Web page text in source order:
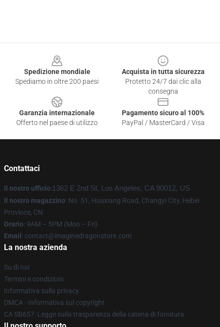
Spedizione mondiale
Spediamo in oltre 200 paesi
Acquista in tutta sicurezza
Protetto 24/7 dai clic alla
consegna
Garanzia internazionale
Offerto nel paese di utilizzo
Pagamento sicuro al 100%
PayPal / MasterCard / Visa
Contattaci
Il nostro ufficio:1362 E 2nd St, Los Angeles, CA 90012, US
Il nostro magazzino: No. 51, Huaxiang Road, Changyi City, Hebei
Province, CN
Orario: 9AM – 5PM (Mon – Fri)
Email : contact@imaginedragonstore.com
La nostra azienda
Su di noi
Termini e condizioni
Informativa sulla privacy
DMCA - Informativa sul copyright
CA SB657: Legge sulla trasparenza della catena di fornitura